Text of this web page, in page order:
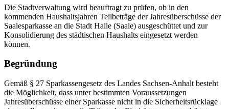
Die Stadtverwaltung wird beauftragt zu prüfen, ob in den
kommenden Haushaltsjahren Teilbeträge der Jahresüberschüsse der
Saalesparkasse an die Stadt Halle (Saale) ausgeschüttet und zur
Konsolidierung des städtischen Haushalts eingesetzt werden
können.
Begründung
Gemäß § 27 Sparkassengesetz des Landes Sachsen-Anhalt besteht
die Möglichkeit, dass unter bestimmten Voraussetzungen
Jahresüberschüsse einer Sparkasse nicht in die Sicherheitsrücklage